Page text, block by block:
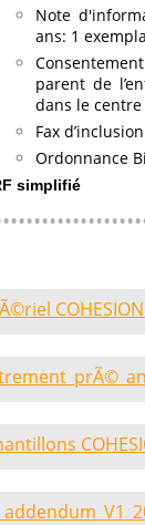
Note
ans: 1
parent de
dans le
Fax d’inclusion
Ordonnance
simplifié